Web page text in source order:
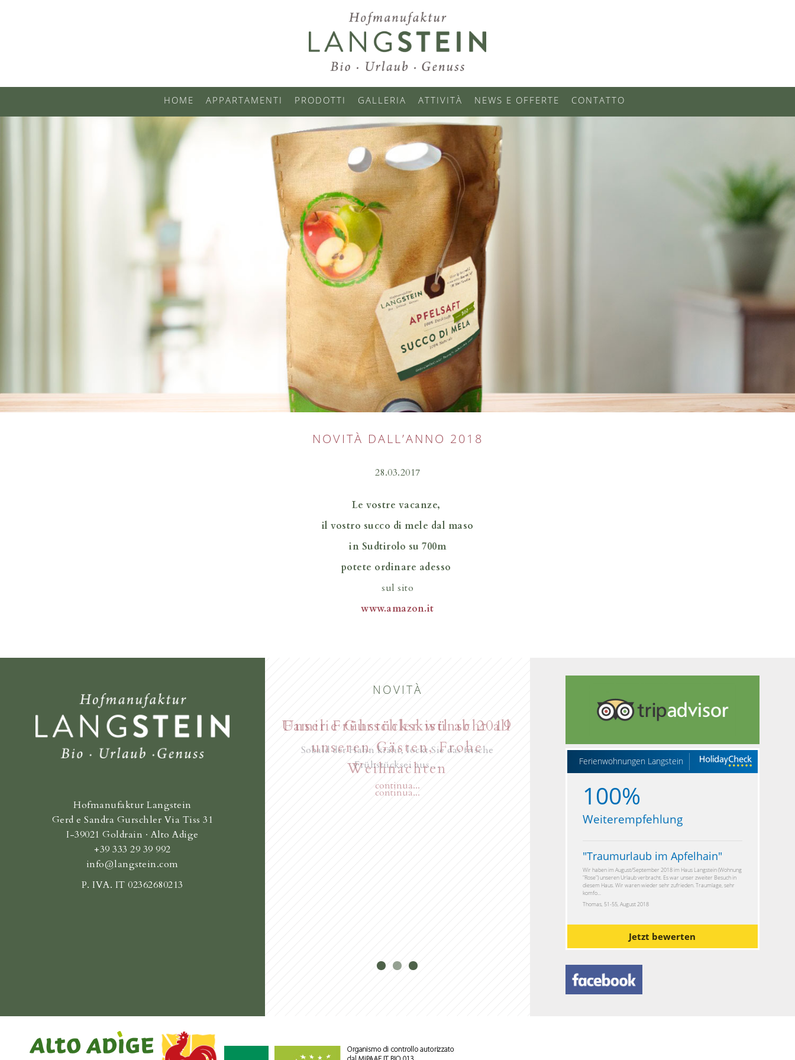
HOME APPARTAMENTI PRODOTTI GALLERIA ATTIVITÀ NEWS E OFFERTE CONTATTO
NOVITÀ DALL’ANNO 2018
28.03.2017
Le vostre vacanze,
il vostro succo di mele dal maso
in Sudtirolo su 700m
potete ordinare adesso
sul sito
www.amazon.it
Hofmanufaktur Langstein
Gerd e Sandra Gurschler Via Tiss 31
I-39021 Goldrain · Alto Adige
+39 333 29 39 992
info@langstein.com
P. IVA. IT 02362680213
NOVITÀ
Familie Gurschler wünscht all
unseren Gästen, Frohe
Weihnachten
Unser Frühstückskistl ab 2019
Sobald der Hahn kräht, lockt Sie das frische
Frühstücksei aus…
continua...
Novità dall’anno 2018
Ferienwohnungen Langstein
100%
Weiterempfehlung
"Traumurlaub im Apfelhain"
Wir haben im August/September 2018 im Haus Langstein (Wohnung
"Rose") unseren Urlaub verbracht. Es war unser zweiter Besuch in
diesem Haus. Wir waren wieder sehr zufrieden. Traumlage, sehr
komfo...
Thomas, 51-55, August 2018
Jetzt bewerten